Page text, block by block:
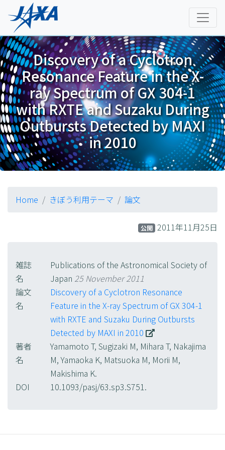
Discovery of a Cyclotron
Resonance Feature in the X-
ray Spectrum of GX 304-1
with RXTE and Suzaku During
Outbursts Detected by MAXI
in 2010
Home きぼう利用テーマ 論文
公開 2011年11月25日
雑誌
名
Publications of the Astronomical Society of
Japan 25 November 2011
論文
名
Discovery of a Cyclotron Resonance
Feature in the X-ray Spectrum of GX 304-1
with RXTE and Suzaku During Outbursts
Detected by MAXI in 2010
著者
名
Yamamoto T, Sugizaki M, Mihara T, Nakajima
M, Yamaoka K, Matsuoka M, Morii M,
Makishima K.
DOI
10.1093/pasj/63.sp3.S751.